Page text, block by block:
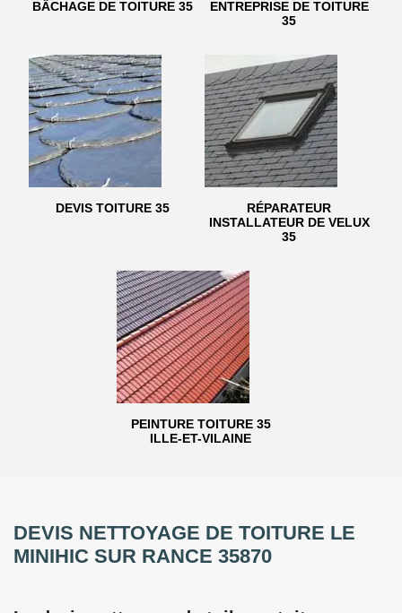
BÂCHAGE DE TOITURE 35
ENTREPRISE DE TOITURE
35
DEVIS TOITURE 35
RÉPARATEUR
INSTALLATEUR DE VELUX
35
PEINTURE TOITURE 35
ILLE-ET-VILAINE
DEVIS NETTOYAGE DE TOITURE LE
MINIHIC SUR RANCE 35870